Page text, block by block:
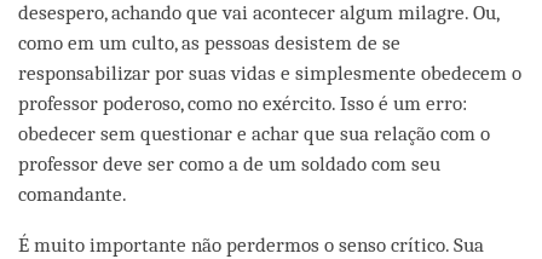
desespero, achando que vai acontecer algum milagre. Ou,
como em um culto, as pessoas desistem de se
responsabilizar por suas vidas e simplesmente obedecem o
professor poderoso, como no exército. Isso é um erro:
obedecer sem questionar e achar que sua relação com o
professor deve ser como a de um soldado com seu
comandante.
É muito importante não perdermos o senso crítico. Sua